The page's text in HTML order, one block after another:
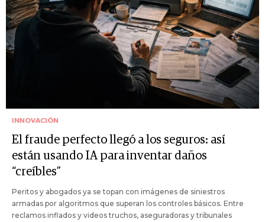
INNOVACIÓN
El fraude perfecto llegó a los seguros: así
están usando IA para inventar daños
“creíbles”
Peritos y abogados ya se topan con imágenes de siniestros
armadas por algoritmos que superan los controles básicos. Entre
reclamos inflados y videos truchos, aseguradoras y tribunales